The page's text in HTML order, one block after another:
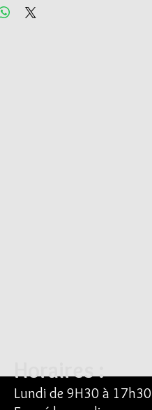
Horaires :
Lundi de 9H30 à 17h30